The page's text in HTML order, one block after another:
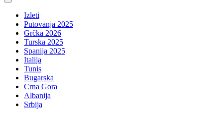
Open
ButtonIzleti
Putovanja 2025
Grčka 2026
Turska 2025
Spanija 2025
Italija
Tunis
Bugarska
Crna Gora
Albanija
Srbija